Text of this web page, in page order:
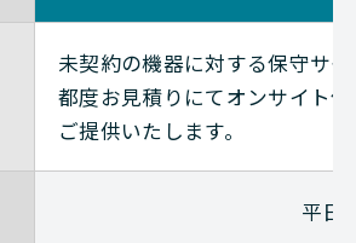
NETWORK（ネットワー
NETWORK（ネットワー
未契約の機器に対する保守サ
都度お見積りにてオンサイト
ご提供いたします。
平日